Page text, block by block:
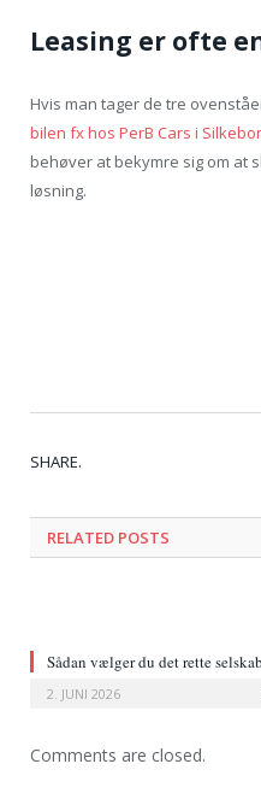
Leasing er ofte
Hvis man tager de tre
bilen fx hos PerB Cars i
behøver at bekymre sig om at
løsning.
SHARE.
RELATED POSTS
Sådan vælger du det rette
2. JUNI 2026
Comments are closed.